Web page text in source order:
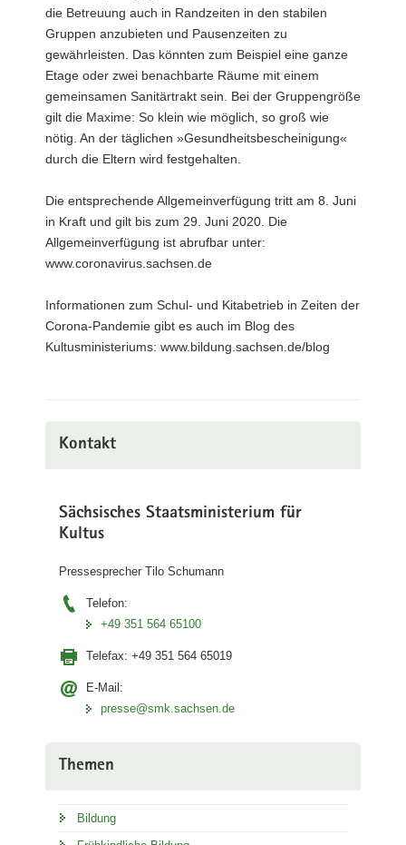
die Betreuung auch in Randzeiten in den stabilen
Gruppen anzubieten und Pausenzeiten zu
gewährleisten. Das könnten zum Beispiel eine ganze
Etage oder zwei benachbarte Räume mit einem
gemeinsamen Sanitärtrakt sein. Bei der Gruppengröße
gilt die Maxime: So klein wie möglich, so groß wie
nötig. An der täglichen »Gesundheitsbescheinigung«
durch die Eltern wird festgehalten.
Die entsprechende Allgemeinverfügung tritt am 8. Juni
in Kraft und gilt bis zum 29. Juni 2020. Die
Allgemeinverfügung ist abrufbar unter:
www.coronavirus.sachsen.de
Informationen zum Schul- und Kitabetrieb in Zeiten der
Corona-Pandemie gibt es auch im Blog des
Kultusministeriums: www.bildung.sachsen.de/blog
Kontakt
Sächsisches Staatsministerium für
Kultus
Pressesprecher Tilo Schumann
Telefon:
+49 351 564 65100
Telefax: +49 351 564 65019
E-Mail:
presse@smk.sachsen.de
Themen
Bildung